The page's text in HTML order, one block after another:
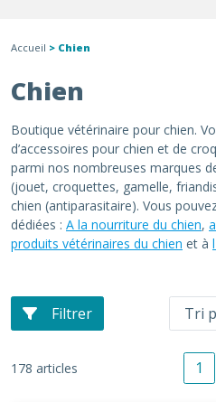
Accueil > Chien
Chien
Boutique vétérinaire pour chien.
d’accessoires pour chien et de
parmi nos nombreuses marques
(jouet, croquettes, gamelle,
chien (antiparasitaire). Vous
dédiées : A la nourriture du chien,
produits vétérinaires du chien et à
Filtrer
178 articles 1